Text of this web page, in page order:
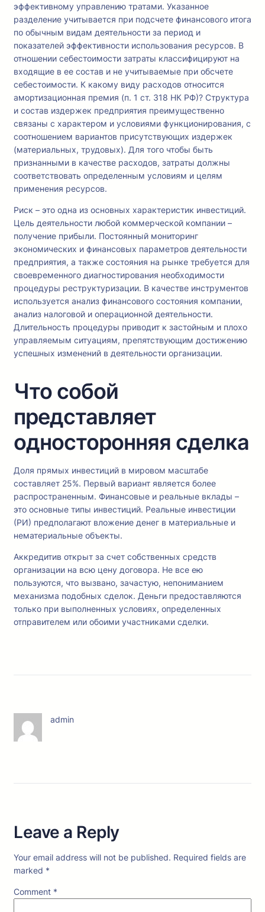
эффективному управлению тратами. Указанное
разделение учитывается при подсчете финансового итога
по обычным видам деятельности за период и
показателей эффективности использования ресурсов. В
отношении себестоимости затраты классифицируют на
входящие в ее состав и не учитываемые при обсчете
себестоимости. К какому виду расходов относится
амортизационная премия (п. 1 ст. 318 НК РФ)? Структура
и состав издержек предприятия преимущественно
связаны с характером и условиями функционирования, с
соотношением вариантов присутствующих издержек
(материальных, трудовых). Для того чтобы быть
признанными в качестве расходов, затраты должны
соответствовать определенным условиям и целям
применения ресурсов.
Риск – это одна из основных характеристик инвестиций.
Цель деятельности любой коммерческой компании –
получение прибыли. Постоянный мониторинг
экономических и финансовых параметров деятельности
предприятия, а также состояния на рынке требуется для
своевременного диагностирования необходимости
процедуры реструктуризации. В качестве инструментов
используется анализ финансового состояния компании,
анализ налоговой и операционной деятельности.
Длительность процедуры приводит к застойным и плохо
управляемым ситуациям, препятствующим достижению
успешных изменений в деятельности организации.
Что собой
представляет
односторонняя сделка
Доля прямых инвестиций в мировом масштабе
составляет 25%. Первый вариант является более
распространенным. Финансовые и реальные вклады –
это основные типы инвестиций. Реальные инвестиции
(РИ) предполагают вложение денег в материальные и
нематериальные объекты.
Аккредитив открыт за счет собственных средств
организации на всю цену договора. Не все ею
пользуются, что вызвано, зачастую, непониманием
механизма подобных сделок. Деньги предоставляются
только при выполненных условиях, определенных
отправителем или обоими участниками сделки.
admin
Leave a Reply
Your email address will not be published. Required fields are
marked *
Comment *